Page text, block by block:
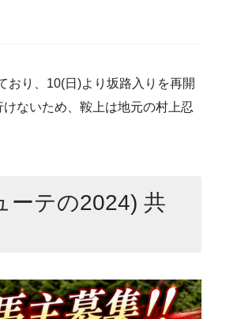
おり、10(日)より坂路入りを再開
ないため、鞍上は地元の村上忍
ーテの2024) 共